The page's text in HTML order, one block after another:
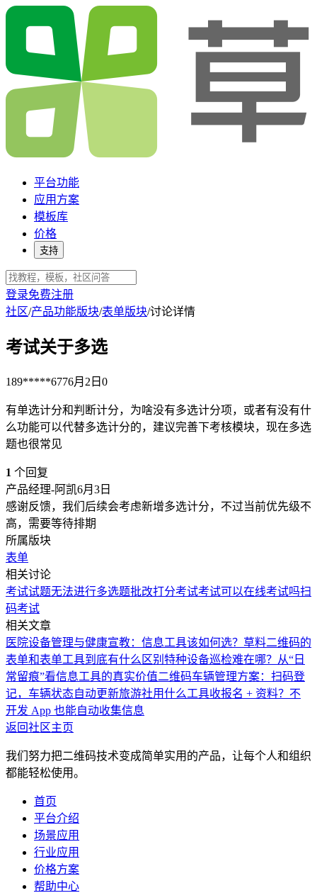
平台功能
应用方案
模板库
价格
支持
登录免费注册
社区/产品功能版块/表单版块/讨论详情
考试关于多选
189*****6776月2日 0
有单选计分和判断计分，为啥没有多选计分项，或者有没有什
么功能可以代替多选计分的，建议完善下考核模块，现在多选
题也很常见
1 个回复
产品经理-阿凯6月3日
感谢反馈，我们后续会考虑新增多选计分，不过当前优先级不
高，需要等待排期
所属版块
表单
相关讨论
考试试题无法进行多选题批改打分考试考试可以在线考试吗扫
码考试
相关文章
医院设备管理与健康宣教：信息工具该如何选？ 草料二维码的
表单和表单工具到底有什么区别 特种设备巡检难在哪？从“日
常留痕”看信息工具的真实价值二维码车辆管理方案：扫码登
记，车辆状态自动更新旅游社用什么工具收报名 + 资料？不
开发 App 也能自动收集信息
返回社区主页
我们努力把二维码技术变成简单实用的产品，让每个人和组织
都能轻松使用。
首页
平台介绍
场景应用
行业应用
价格方案
帮助中心